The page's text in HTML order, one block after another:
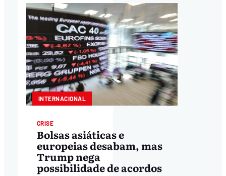
INTERNACIONAL
CRISE
Bolsas asiáticas e
europeias desabam, mas
Trump nega
possibilidade de acordos